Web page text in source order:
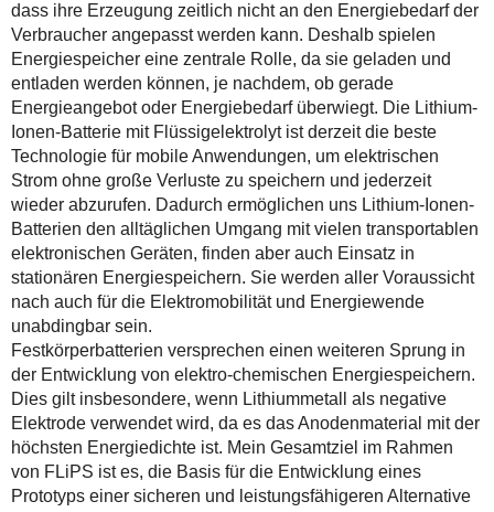
dass ihre Erzeugung zeitlich nicht an den Energiebedarf der
Verbraucher angepasst werden kann. Deshalb spielen
Energiespeicher eine zentrale Rolle, da sie geladen und
entladen werden können, je nachdem, ob gerade
Energieangebot oder Energiebedarf überwiegt. Die Lithium-
Ionen-Batterie mit Flüssigelektrolyt ist derzeit die beste
Technologie für mobile Anwendungen, um elektrischen
Strom ohne große Verluste zu speichern und jederzeit
wieder abzurufen. Dadurch ermöglichen uns Lithium-Ionen-
Batterien den alltäglichen Umgang mit vielen transportablen
elektronischen Geräten, finden aber auch Einsatz in
stationären Energiespeichern. Sie werden aller Voraussicht
nach auch für die Elektromobilität und Energiewende
unabdingbar sein.
Festkörperbatterien versprechen einen weiteren Sprung in
der Entwicklung von elektro-chemischen Energiespeichern.
Dies gilt insbesondere, wenn Lithiummetall als negative
Elektrode verwendet wird, da es das Anodenmaterial mit der
höchsten Energiedichte ist. Mein Gesamtziel im Rahmen
von FLiPS ist es, die Basis für die Entwicklung eines
Prototyps einer sicheren und leistungsfähigeren Alternative